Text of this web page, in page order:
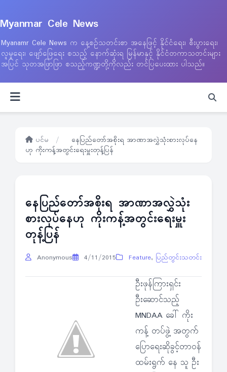
Myanmar Cele News
Myanamr Cele News က နေ့စဉ်သတင်းစာ အနေဖြင့် နိုင်ငံရေး၊ စီးပွားရေး၊
လူမှုရေး၊ ဖျော်ဖြေရေး စသည့် နောက်ဆုံးရ မြန်မာနှင့် နိုင်ငံတကာသတင်းများ
အပြင် သုတအဖြာဖြာ စသည့်ကဏ္ဍတို့ကိုလည်း တင်ပြပေးထား ပါသည်။
ပင်မ /
နေပြည်တော်အစိုးရ အာဏာအလွှဲသုံးစားလုပ်နေ
ဟု ကိုးကန့်အတွင်းရေးမှူးတုန့်ပြန်
နေပြည်တော်အစိုးရ အာဏာအလွှဲသုံး
စားလုပ်နေဟု ကိုးကန့်အတွင်းရေးမှူး
တုန့်ပြန်
Anonymous 4/11/2015 Feature, ပြည်တွင်းသတင်း
ဦးဖုန်ကြားရှင်း
ဦးဆောင်သည့်
MNDAA ခေါ် ကိုး
ကန့် တပ်ဖွဲ့ အတွက်
ပြောရေးဆိုခွင့်တာဝန်
ထမ်းရွက် နေ သူ ဦး